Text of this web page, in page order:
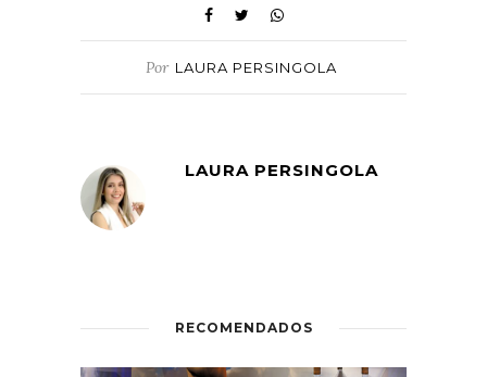
Por LAURA PERSINGOLA
LAURA PERSINGOLA
RECOMENDADOS